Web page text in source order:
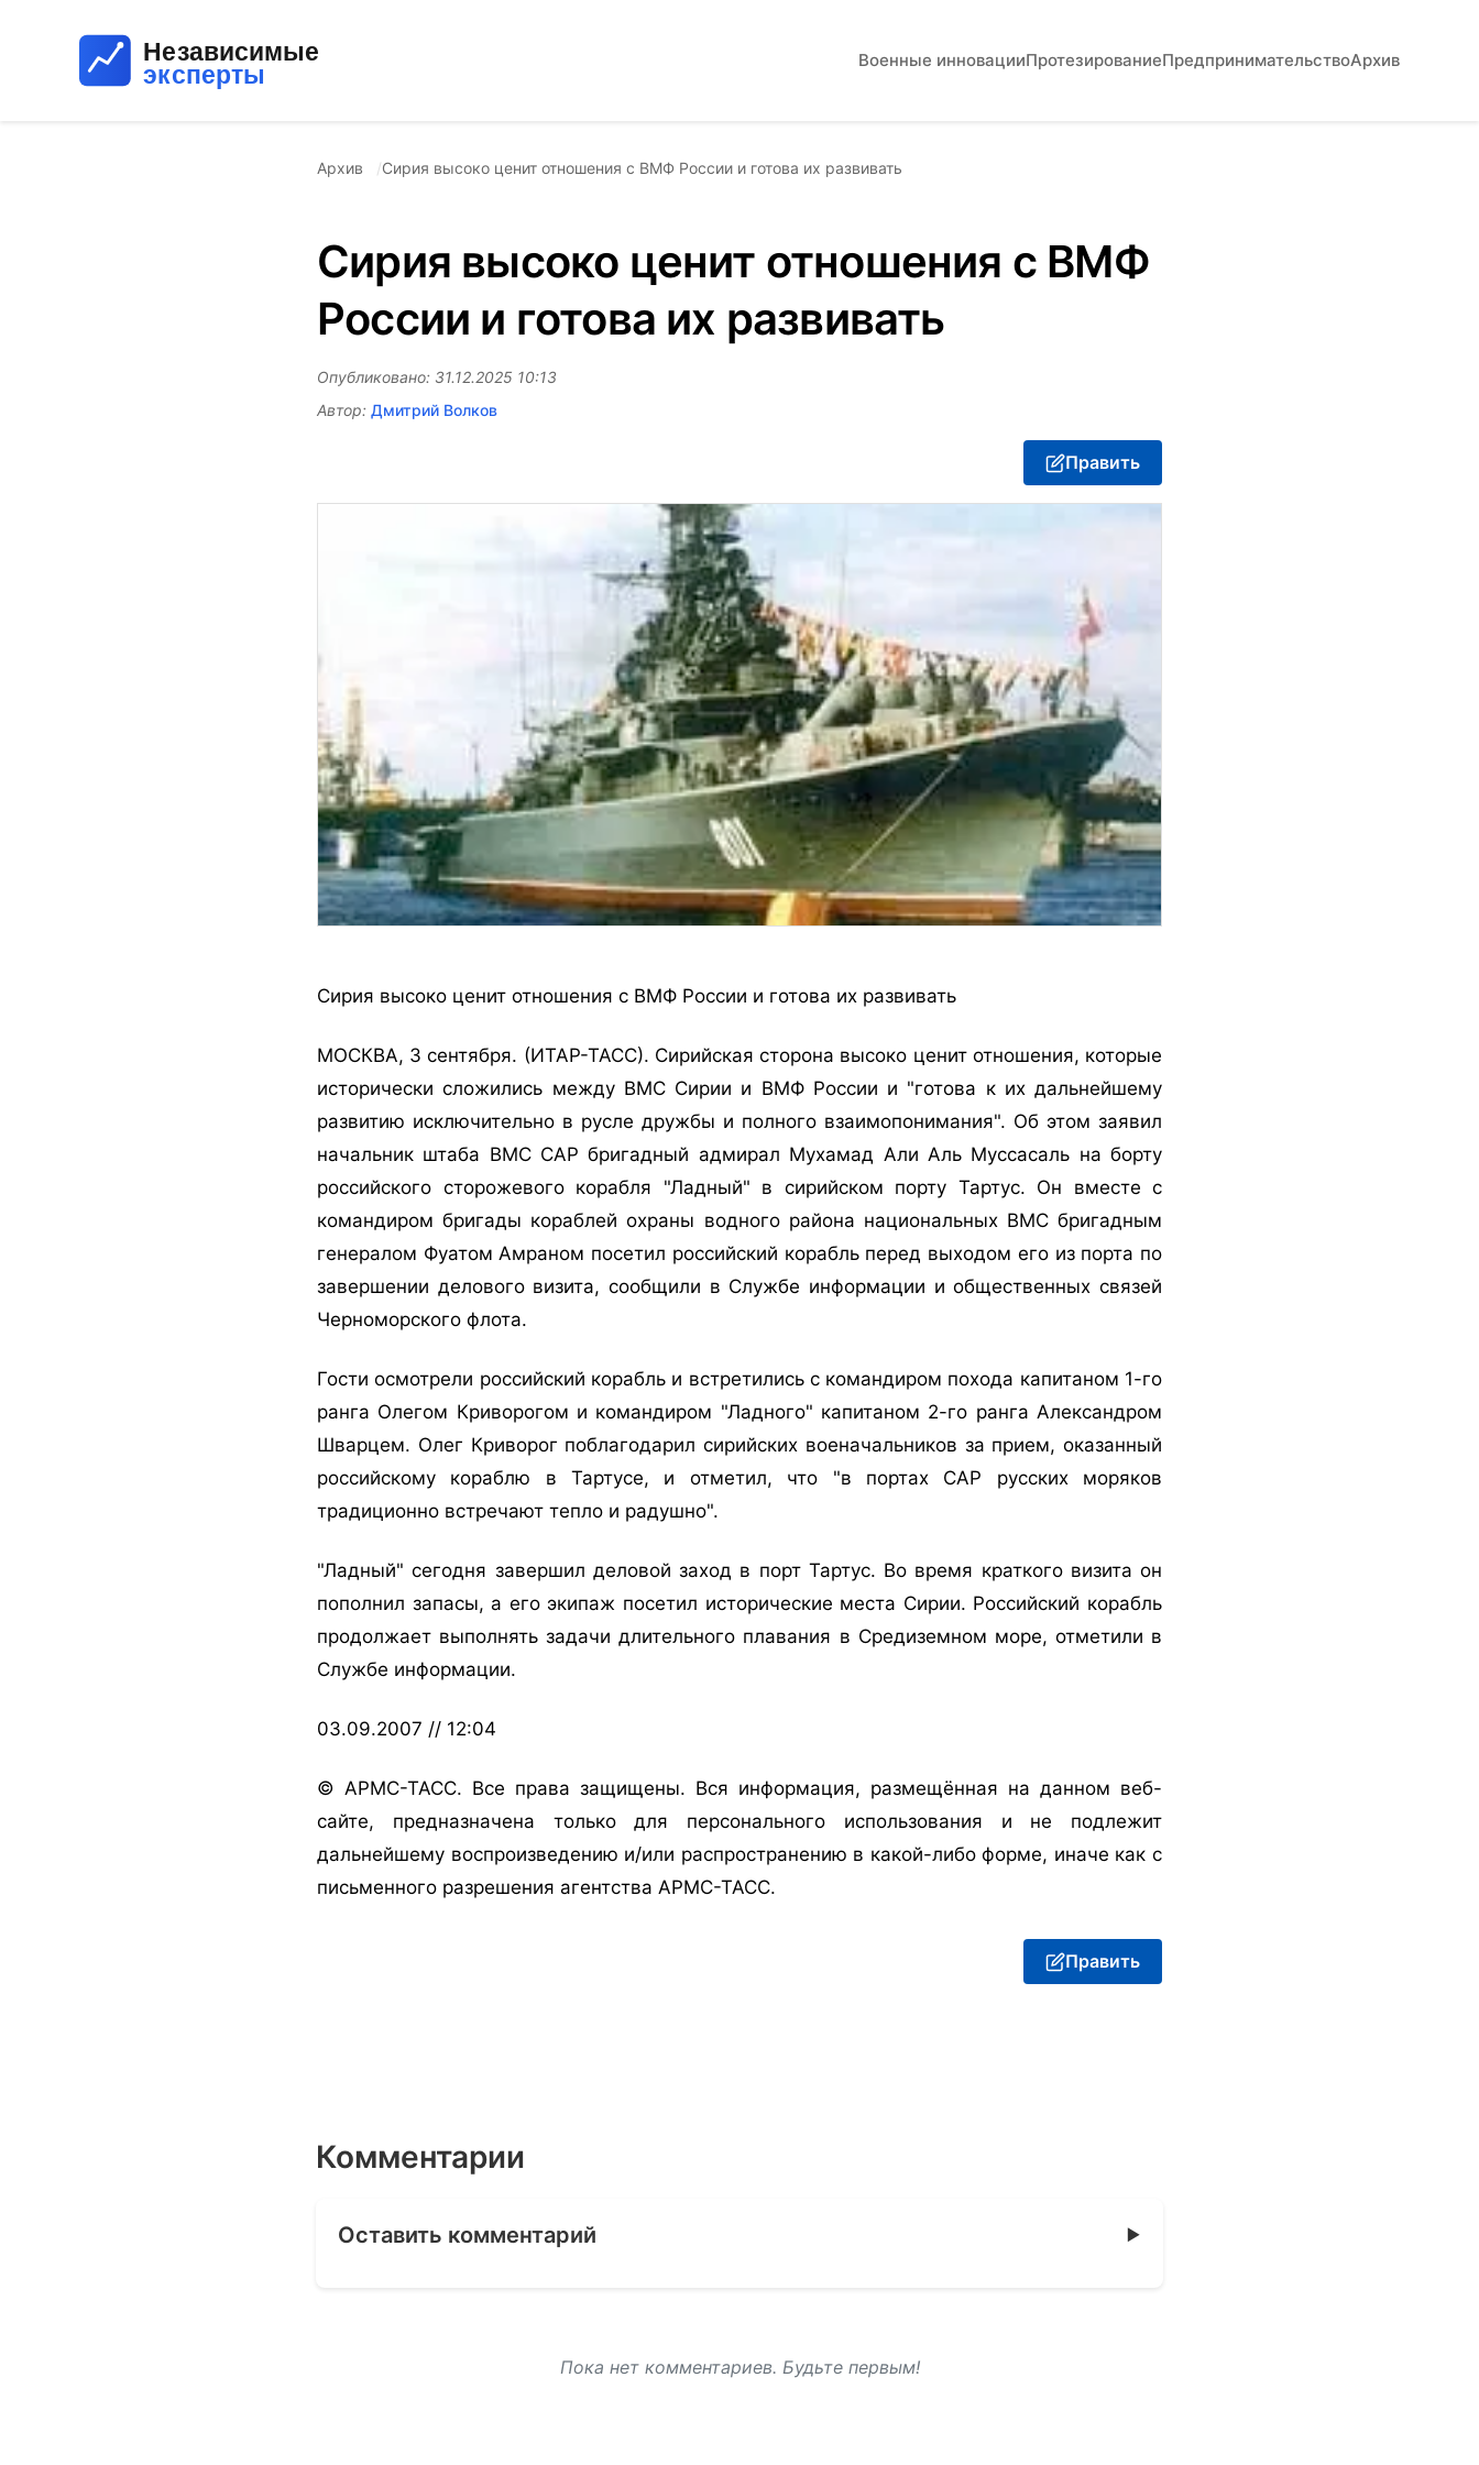
Военные инновацииПротезированиеПредпринимательствоАрхив
Архив Сирия высоко ценит отношения с ВМФ России и готова их развивать
Сирия высоко ценит отношения с ВМФ
России и готова их развивать
Опубликовано: 31.12.2025 10:13
Автор: Дмитрий Волков
Править
Сирия высоко ценит отношения с ВМФ России и готова их развивать
МОСКВА, 3 сентября. (ИТАР-ТАСС). Сирийская сторона высоко ценит отношения, которые
исторически сложились между ВМС Сирии и ВМФ России и "готова к их дальнейшему
развитию исключительно в русле дружбы и полного взаимопонимания". Об этом заявил
начальник штаба ВМС САР бригадный адмирал Мухамад Али Аль Муссасаль на борту
российского сторожевого корабля "Ладный" в сирийском порту Тартус. Он вместе с
командиром бригады кораблей охраны водного района национальных ВМС бригадным
генералом Фуатом Амраном посетил российский корабль перед выходом его из порта по
завершении делового визита, сообщили в Службе информации и общественных связей
Черноморского флота.
Гости осмотрели российский корабль и встретились с командиром похода капитаном 1-го
ранга Олегом Криворогом и командиром "Ладного" капитаном 2-го ранга Александром
Шварцем. Олег Криворог поблагодарил сирийских военачальников за прием, оказанный
российскому кораблю в Тартусе, и отметил, что "в портах САР русских моряков
традиционно встречают тепло и радушно".
"Ладный" сегодня завершил деловой заход в порт Тартус. Во время краткого визита он
пополнил запасы, а его экипаж посетил исторические места Сирии. Российский корабль
продолжает выполнять задачи длительного плавания в Средиземном море, отметили в
Службе информации.
03.09.2007 // 12:04
© АРМС-ТАСС. Все права защищены. Вся информация, размещённая на данном веб-
сайте, предназначена только для персонального использования и не подлежит
дальнейшему воспроизведению и/или распространению в какой-либо форме, иначе как с
письменного разрешения агентства АРМС-ТАСС.
Править
Комментарии
Оставить комментарий
Пока нет комментариев. Будьте первым!